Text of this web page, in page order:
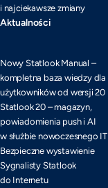
i najciekawsze zmiany
Aktualności
Nowy Statlook Manual –
kompletna baza wiedzy dla
użytkowników od wersji 20
Statlook 20 – magazyn,
powiadomienia push i AI
w służbie nowoczesnego IT
Bezpieczne wystawienie
Sygnalisty Statlook
do Internetu